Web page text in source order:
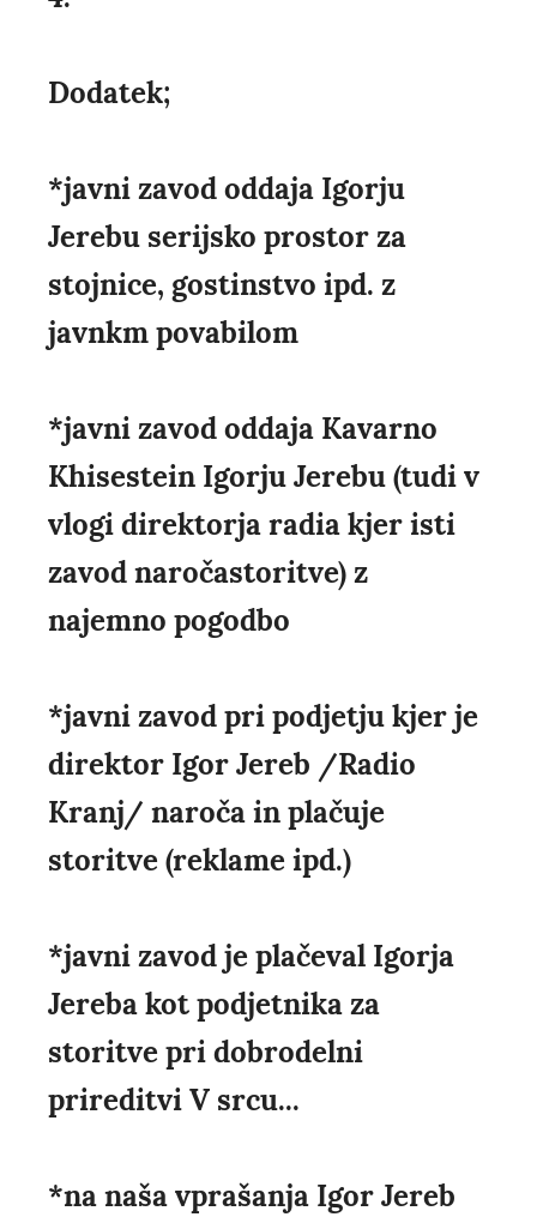
Dodatek;
*javni zavod oddaja Igorju
Jerebu serijsko prostor za
stojnice, gostinstvo ipd. z
javnkm povabilom
*javni zavod oddaja Kavarno
Khisestein Igorju Jerebu (tudi v
vlogi direktorja radia kjer isti
zavod naročastoritve) z
najemno pogodbo
*javni zavod pri podjetju kjer je
direktor Igor Jereb /Radio
Kranj/ naroča in plačuje
storitve (reklame ipd.)
*javni zavod je plačeval Igorja
Jereba kot podjetnika za
storitve pri dobrodelni
prireditvi V srcu...
*na naša vprašanja Igor Jereb